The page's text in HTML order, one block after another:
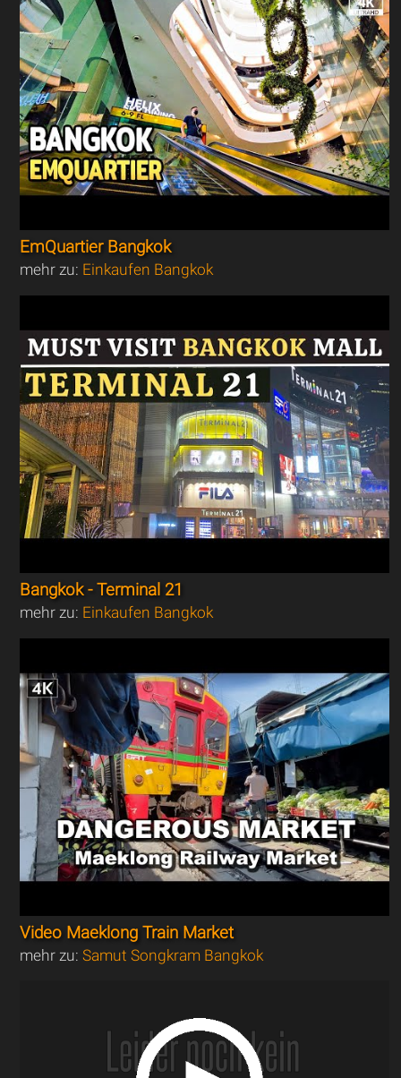
EmQuartier Bangkok
mehr zu: Einkaufen Bangkok
Bangkok - Terminal 21
mehr zu: Einkaufen Bangkok
Video Maeklong Train Market
mehr zu:Samut Songkram Bangkok